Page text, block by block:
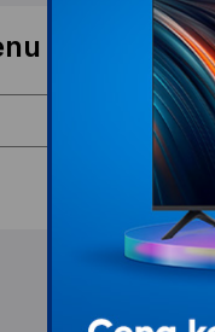
ili postavite